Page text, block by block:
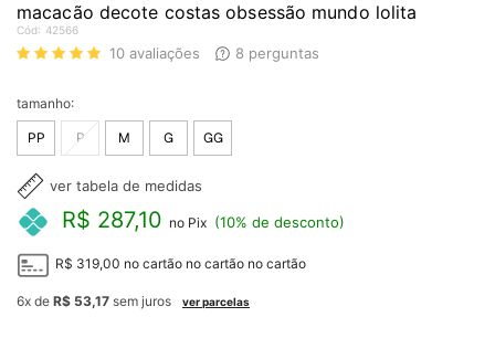
macacão decote costas obsessão mundo lolita
Cód: 42566
10 avaliações 8 perguntas
tamanho:
PP P M G GG
ver tabela de medidas
R$ 287,10 no Pix (10% de desconto)
R$ 319,00 no cartão no cartão no cartão
6x de R$ 53,17 sem juros ver parcelas